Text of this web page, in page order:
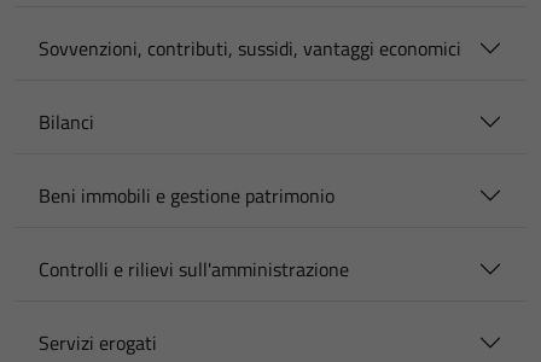
Sovvenzioni, contributi, sussidi, vantaggi economici
Bilanci
Beni immobili e gestione patrimonio
Controlli e rilievi sull'amministrazione
Servizi erogati